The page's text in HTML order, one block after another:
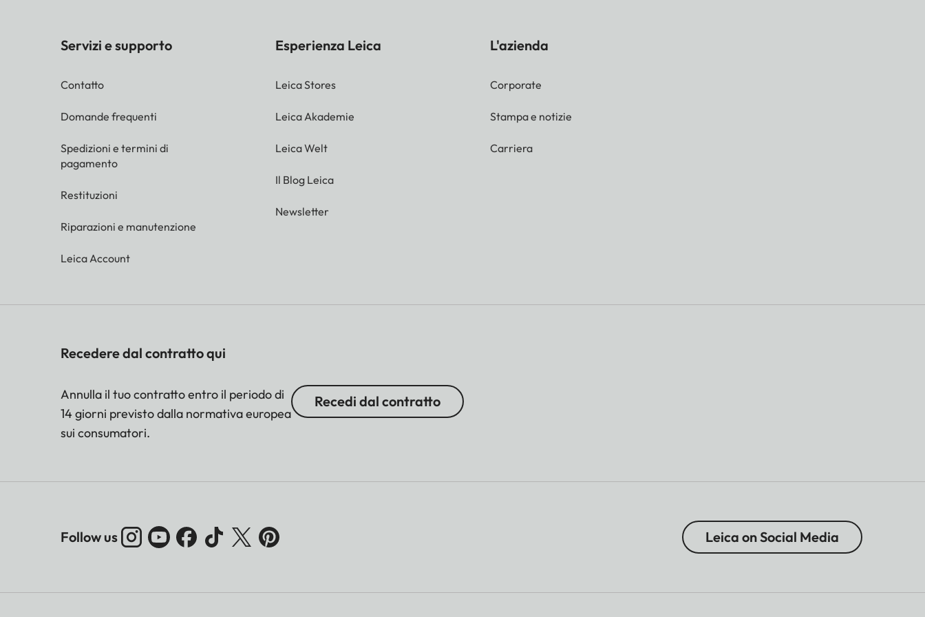
Servizi e supporto
Contatto
Domande frequenti
Spedizioni e termini di
pagamento
Restituzioni
Riparazioni e manutenzione
Leica Account
Esperienza Leica
Leica Stores
Leica Akademie
Leica Welt
Il Blog Leica
Newsletter
L'azienda
Corporate
Stampa e notizie
Carriera
Recedere dal contratto qui
Annulla il tuo contratto entro il periodo di
14 giorni previsto dalla normativa europea
sui consumatori.
Recedi dal contratto
Follow us Leica on Social Media